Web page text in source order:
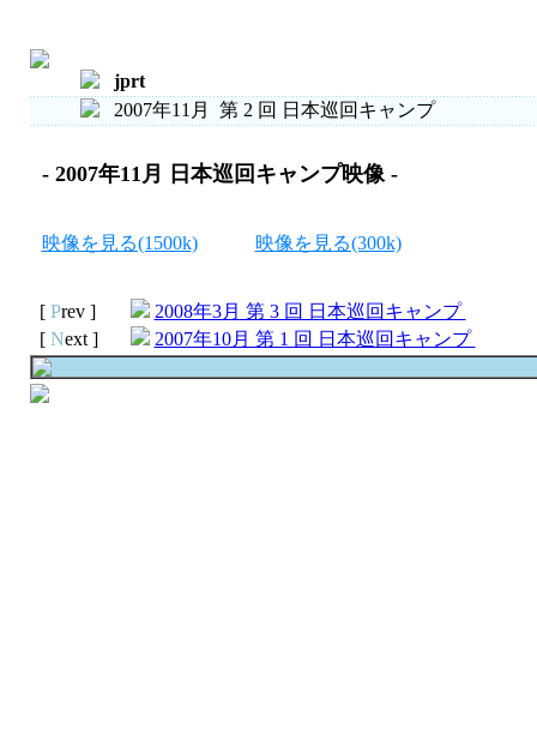
jprt
2007年11月 第 2 回 日本巡回キャンプ
- 2007年11月 日本巡回キャンプ映像 -
映像を見る(1500k) 映像を見る(300k)
[ Prev ]
2008年3月 第 3 回 日本巡回キャンプ
[ Next ] 2007年10月 第 1 回 日本巡回キャンプ